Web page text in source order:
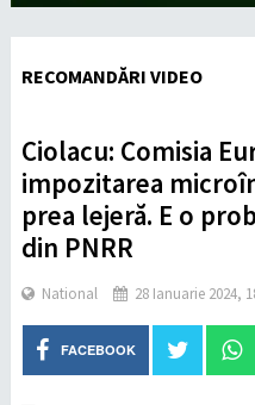
RECOMANDĂRI VIDEO
Ciolacu: Comisia
impozitarea
prea lejeră. E o
din PNRR
National 28 Ianuarie 2024,
FACEBOOK